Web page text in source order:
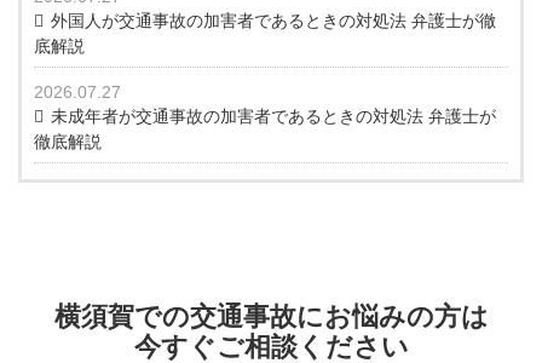
外国人が交通事故の加害者であるときの対処法 弁護士が徹
底解説
2026.07.27
未成年者が交通事故の加害者であるときの対処法 弁護士が
徹底解説
横須賀での交通事故にお悩みの方は
今すぐご相談ください